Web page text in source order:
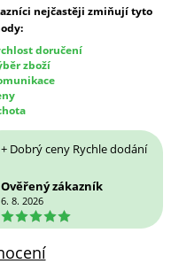
nejčastěji zmiňují tyto
doručení
zboží
+ Dobrý ceny Rychle dodání
Ověřený zákazník
6. 8. 2026
5